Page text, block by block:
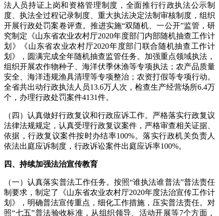
法人员持证上岗和资格管理制度，全面推行行政执法公示制
度、执法全过程记录制度、重大执法决定法制审核制度，组织
开展行政处罚案卷评查。推进实施“双随机、一公开”监管，研
究制定《山东省农业农村厅2020年度部门内部随机抽查工作计
划》《山东省农业农村厅2020年度部门联合随机抽查工作计
划》，圆满完成全年随机抽查监管任务。加强重点领域执法，
组织开展农作物种子、海洋伏季休渔等专项执法；农产品质量
安全、海洋违规渔具清理等专项整治；农资打假等专项行动。
全省共出动行政执法人员13.6万人次，检查生产经营场所6.4万
个，办理行政处罚案件4131件。
（四）认真做好行政复议和行政应诉工作。严格落实行政复议
法律法规规定，认真受理行政复议案件，严格审查相关证据、
依据，行政复议案件按时办结率100%。落实行政机关负责人
依法出庭应诉制度，行政诉讼案件出庭应诉率100%。
四、持续加强法治宣传教育
（一）认真落实普法工作任务。按照“谁执法谁普法”普法责任
制要求，制定了《山东省农业农村厅2020年度法治宣传工作计
划》，明确普法宣传重点，细化工作措施，压实普法责任。对
照“七五”普法验收标准，从组织领导、活动开展等7个方面，